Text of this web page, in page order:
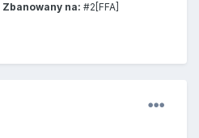
Zbanowany na: #2[FFA]